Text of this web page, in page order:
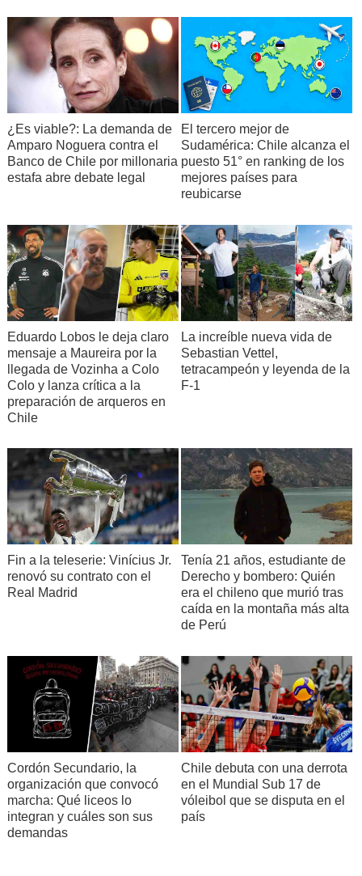
¿Es viable?: La demanda de
Amparo Noguera contra el
Banco de Chile por millonaria
estafa abre debate legal
El tercero mejor de
Sudamérica: Chile alcanza el
puesto 51° en ranking de los
mejores países para
reubicarse
Eduardo Lobos le deja claro
mensaje a Maureira por la
llegada de Vozinha a Colo
Colo y lanza crítica a la
preparación de arqueros en
Chile
La increíble nueva vida de
Sebastian Vettel,
tetracampeón y leyenda de la
F-1
Fin a la teleserie: Vinícius Jr.
renovó su contrato con el
Real Madrid
Tenía 21 años, estudiante de
Derecho y bombero: Quién
era el chileno que murió tras
caída en la montaña más alta
de Perú
Cordón Secundario, la
organización que convocó
marcha: Qué liceos lo
integran y cuáles son sus
demandas
Chile debuta con una derrota
en el Mundial Sub 17 de
vóleibol que se disputa en el
país